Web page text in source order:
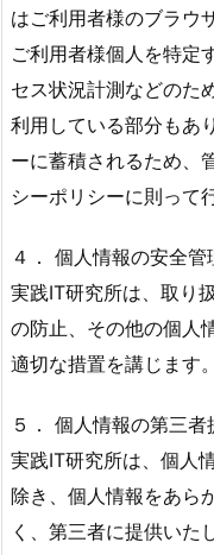
はご利用者様のブラウ
ご利用者様個人を特定
セス状況計測などのた
利用している部分もあ
ーに蓄積されるため、
シーポリシーに則って
４． 個人情報の安全管
実践IT研究所は、取り
の防止、その他の個人
適切な措置を講じます。
５． 個人情報の第三者
実践IT研究所は、個人
除き、個人情報をあら
く、第三者に提供いた